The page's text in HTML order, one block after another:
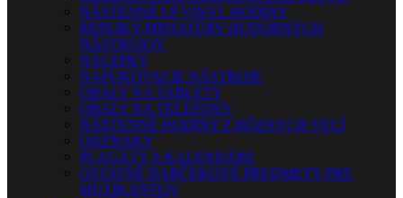
NÁSTENNÉ LP VINYL HODINY
REPLIKY-MINIATÚRY HUDOBNÝCH
NÁSTROJOV
NÁLEPKY
NAFUKOVACIE NÁSTROJE
OBALY NA TABLETY
OBALY NA TELEFÓNY
NÁSTENNÉ HODINY Z RÔZNYCH VECÍ
ODZNAKY
PLAGÁTY A KALENDÁRE
OSTATNÉ DARČEKOVÉ PREDMETY PRE
MUZIKANTOV